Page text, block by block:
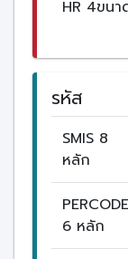
HR 4ขนา
รหัส
SMIS 8
หลัก
PERCODE
6 หลัก